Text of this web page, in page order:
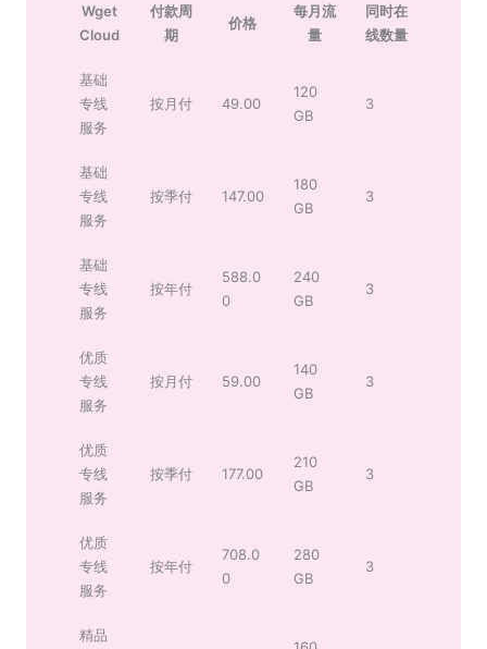
Wget
Cloud
付款周
期
价格
每月流
量
同时在
线数量
基础
专线
服务
按月付 49.00
120
GB
3
基础
专线
服务
按季付 147.00
180
GB
3
基础
专线
服务
按年付
588.0
0
240
GB
3
优质
专线
服务
按月付 59.00
140
GB
3
优质
专线
服务
按季付 177.00
210
GB
3
优质
专线
服务
按年付
708.0
0
280
GB
3
精品